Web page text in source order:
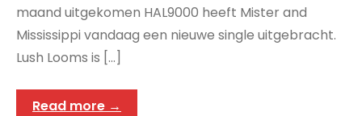
maand uitgekomen HAL9000 heeft Mister and
Mississippi vandaag een nieuwe single uitgebracht.
Lush Looms is […]
Read more →